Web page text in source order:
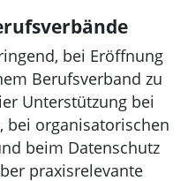
bei Eröffnung
Berufsverband zu
Unterstützung bei
bei organisatorischen
beim Datenschutz
praxisrelevante